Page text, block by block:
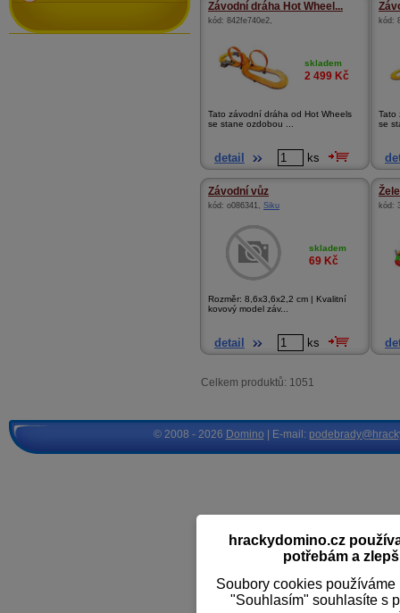
Závodní dráha Hot Wheel...
kód: 842fe740e2,
skladem
2 499 Kč
Tato závodní dráha od Hot Wheels
se stane ozdobou ...
detail ks
kód:
Tato
se
Závodní vůz
kód: o086341, Siku
skladem
69 Kč
Rozměr: 8,6x3,6x2,2 cm | Kvalitní
kovový model záv...
detail ks
kód:
Celkem produktů: 1051
hrackydomino.cz
potřebám a
Soubory cookies
"Souhlasím" souhlasíte s
© 2008 - 2026 Domino | E-mail: